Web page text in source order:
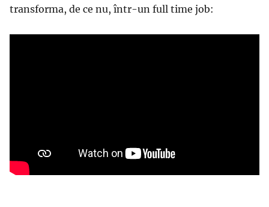
transforma, de ce nu, într-un full time job: